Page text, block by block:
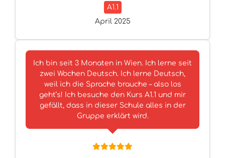
A1.1
April 2025
Ich bin seit 3 Monaten in Wien. Ich lerne seit
zwei Wochen Deutsch. Ich lerne Deutsch,
weil ich die Sprache brauche – also los
geht’s! Ich besuche den Kurs A1.1 und mir
gefällt, dass in dieser Schule alles in der
Gruppe erklärt wird.